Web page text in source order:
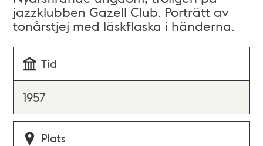
jazzklubben Gazell Club. Porträtt av
tonårstjej med läskflaska i händerna.
Tid
1957
Plats